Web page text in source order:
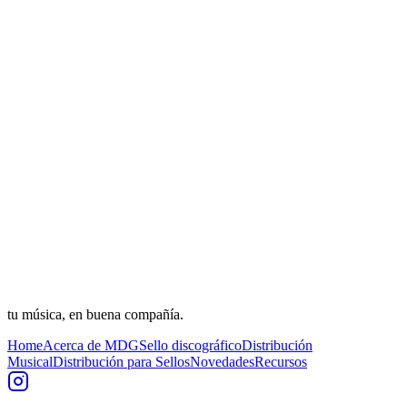
tu música, en buena compañía.
HomeAcerca de MDGSello discográficoDistribución
MusicalDistribución para SellosNovedadesRecursos